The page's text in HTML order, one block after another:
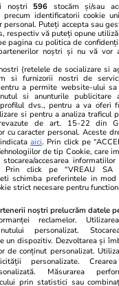
ELLE
Gazeta Sporturilor
Stiri mondene
Calculator sarcina
Ajută Copiii
Decizia ONJN nr.
noroc sunt interzise
Romania. Toate
preferințe cookies
noștri 596 stocăm și/sau
identificatorii cookie
personal. Puteți accepta sau
respectiv vă puteți opune
pagina cu politica de
noștri și nu vă vor
(retelele de socializare si
si furnizorii nostri de
a permite website-ului sa
si anunturile
dvs., pentru a va oferi
si pentru a analiza traficul
de art. 15-22 din
cu caracter personal. Aceste
aici. Prin click pe
de tip Cookie, care
accesarea
Prin click pe “VREAU SA
schimba preferintele in
strict necesare pentru
noștri prelucrăm datele
reclamelor.
personalizat.
un dispozitiv. Dezvoltarea și
de conținut personalizat.
personalizate.
Măsurarea
prin statistici sau